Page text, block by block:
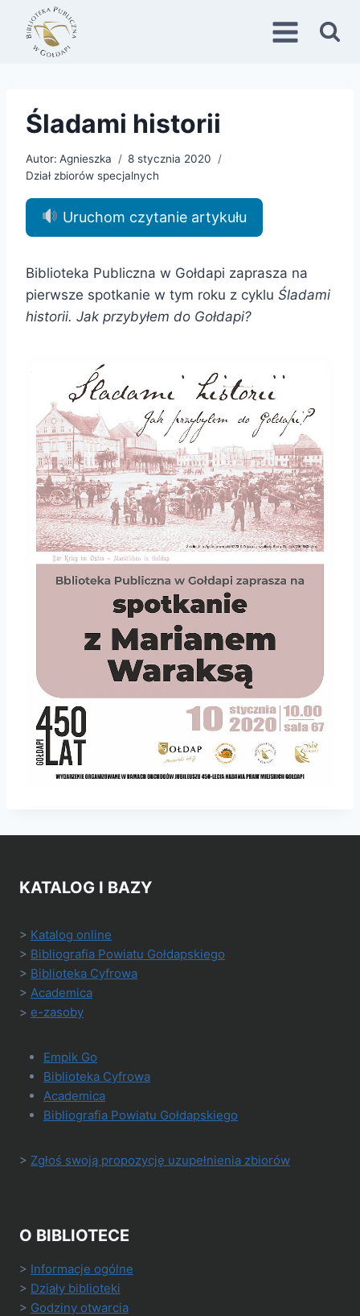
Przejdź
treści
Śladami historii
Autor: Agnieszka
8 stycznia 2020
Dział zbiorów specjalnych
Uruchom czytanie artykułu
Biblioteka Publiczna w Gołdapi zaprasza na
pierwsze spotkanie w tym roku z cyklu Śladami
historii. Jak przybyłem do Gołdapi?
KATALOG I BAZY
> Katalog online
> Bibliografia Powiatu Gołdapskiego
> Biblioteka Cyfrowa
> Academica
> e-zasoby
Empik Go
Biblioteka Cyfrowa
Academica
Bibliografia Powiatu Gołdapskiego
> Zgłoś swoją propozycję uzupełnienia zbiorów
O BIBLIOTECE
> Informacje ogólne
> Działy biblioteki
> Godziny otwarcia